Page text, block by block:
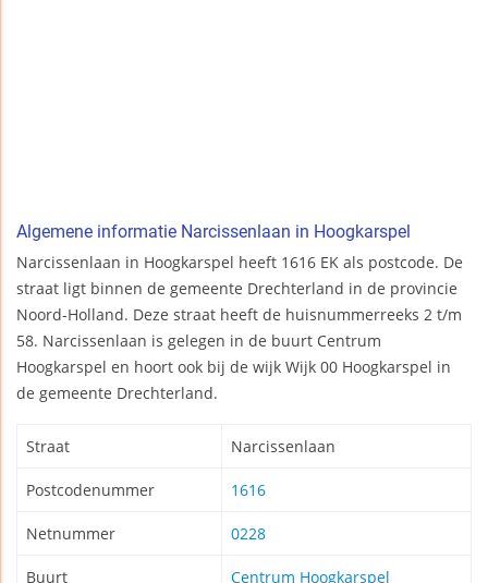
Algemene informatie Narcissenlaan in Hoogkarspel
Narcissenlaan in Hoogkarspel heeft 1616 EK als postcode. De
straat ligt binnen de gemeente Drechterland in de provincie
Noord-Holland. Deze straat heeft de huisnummerreeks 2 t/m
58. Narcissenlaan is gelegen in de buurt Centrum
Hoogkarspel en hoort ook bij de wijk Wijk 00 Hoogkarspel in
de gemeente Drechterland.
Straat Narcissenlaan
Postcodenummer 1616
Netnummer 0228
Buurt Centrum Hoogkarspel